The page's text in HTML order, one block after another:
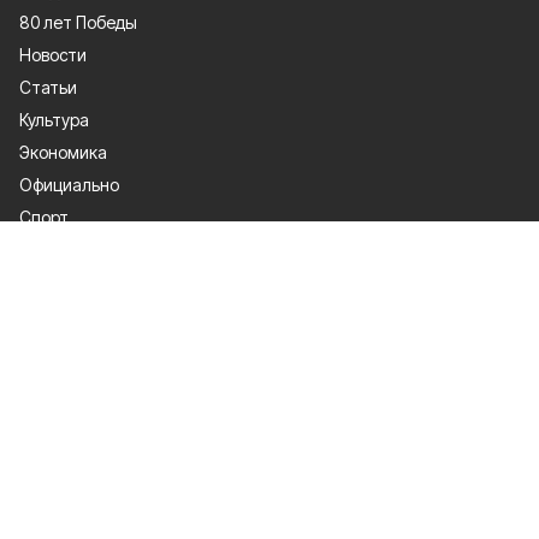
80 лет Победы
Новости
Статьи
Культура
Экономика
Официально
Спорт